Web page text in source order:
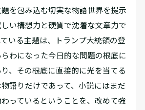
を包み込む切実な物語世界を提示
い構想力と硬質で沈着な文章力で
いる主題は、トランプ大統領の登
わになった今日的な問題の根底に
、その根底に直接的に光を当てる
語りだけであって、小説にはまだ
っているということを、改めて強